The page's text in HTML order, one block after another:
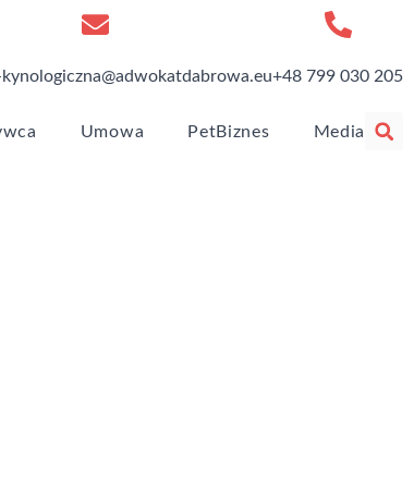
+48 799 030 205
Umowa PetBiznes Media